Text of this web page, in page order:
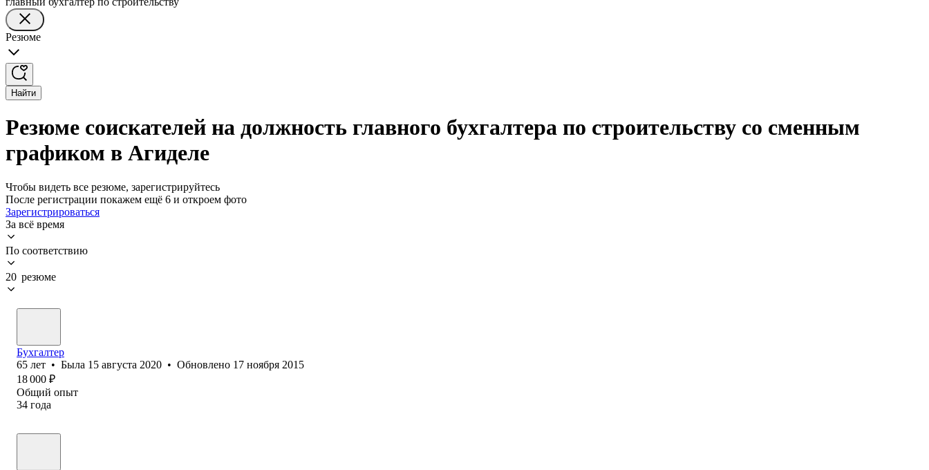
Резюме
Найти
Резюме соискателей на должность главного бухгалтера по строительству со сменным
графиком в Агиделе
Чтобы видеть все резюме, зарегистрируйтесь
После регистрации покажем ещё 6 и откроем фото
Зарегистрироваться
За всё время
По соответствию
20 резюме
Бухгалтер
65 лет • Была 15 августа 2020 • Обновлено 17 ноября 2015
18 000 ₽
Общий опыт
34 года